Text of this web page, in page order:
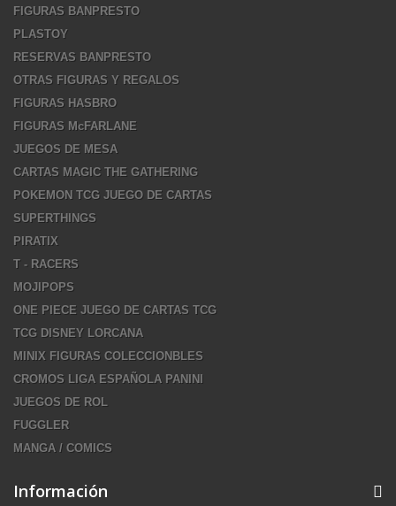
FIGURAS BANPRESTO
PLASTOY
RESERVAS BANPRESTO
OTRAS FIGURAS Y REGALOS
FIGURAS HASBRO
FIGURAS McFARLANE
JUEGOS DE MESA
CARTAS MAGIC THE GATHERING
POKEMON TCG JUEGO DE CARTAS
SUPERTHINGS
PIRATIX
T - RACERS
MOJIPOPS
ONE PIECE JUEGO DE CARTAS TCG
TCG DISNEY LORCANA
MINIX FIGURAS COLECCIONBLES
CROMOS LIGA ESPAÑOLA PANINI
JUEGOS DE ROL
FUGGLER
MANGA / COMICS
Información